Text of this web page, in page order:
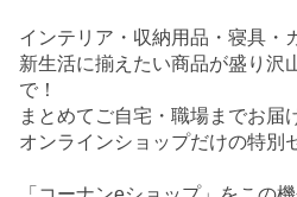
インテリア・収納用品・寝具・
新生活に揃えたい商品が盛り沢
で！
まとめてご自宅・職場までお届
オンラインショップだけの特別